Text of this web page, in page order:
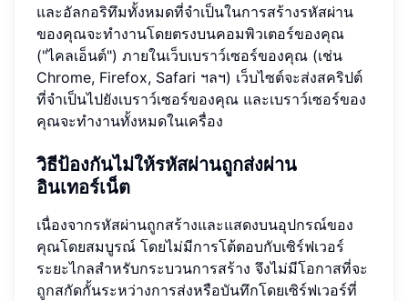
และอัลกอริทึมทั้งหมดที่จำเป็นในการสร้างรหัสผ่าน
ของคุณจะทำงานโดยตรงบนคอมพิวเตอร์ของคุณ
("ไคลเอ็นต์") ภายในเว็บเบราว์เซอร์ของคุณ (เช่น
Chrome, Firefox, Safari ฯลฯ) เว็บไซต์จะส่งสคริปต์
ที่จำเป็นไปยังเบราว์เซอร์ของคุณ และเบราว์เซอร์ของ
คุณจะทำงานทั้งหมดในเครื่อง
วิธีป้องกันไม่ให้รหัสผ่านถูกส่งผ่าน
อินเทอร์เน็ต
เนื่องจากรหัสผ่านถูกสร้างและแสดงบนอุปกรณ์ของ
คุณโดยสมบูรณ์ โดยไม่มีการโต้ตอบกับเซิร์ฟเวอร์
ระยะไกลสำหรับกระบวนการสร้าง จึงไม่มีโอกาสที่จะ
ถูกสกัดกั้นระหว่างการส่งหรือบันทึกโดยเซิร์ฟเวอร์ที่